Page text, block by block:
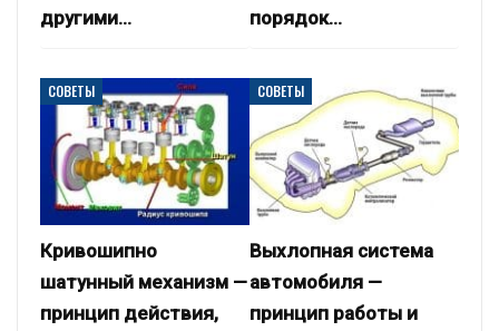
другими…
порядок…
СОВЕТЫ
Кривошипно
шатунный механизм —
принцип действия,
СОВЕТЫ
Выхлопная система
автомобиля —
принцип работы и